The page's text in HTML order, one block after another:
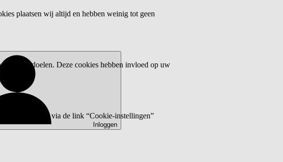
Inloggen
plaatsen wij altijd en hebben weinig tot geen
Deze cookies hebben invloed op uw
wijzigen via de link “Cookie-instellingen”